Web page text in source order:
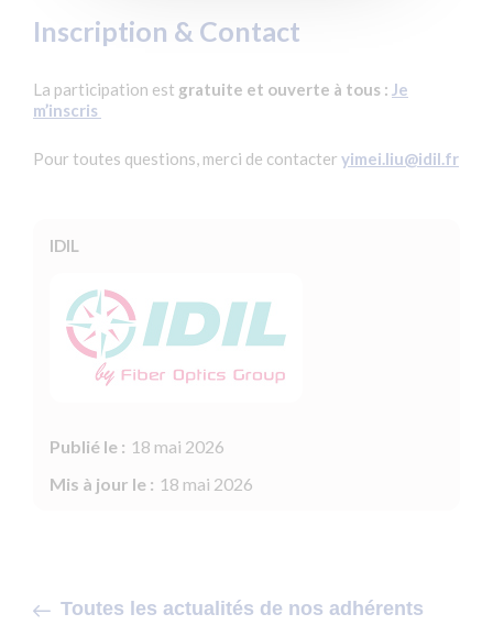
Inscription & Contact
La participation est gratuite et ouverte à tous : Je
m’inscris
Pour toutes questions, merci de contacter yimei.liu@idil.fr
IDIL
Publié le : 18 mai 2026
Mis à jour le : 18 mai 2026
Toutes les actualités de nos adhérents